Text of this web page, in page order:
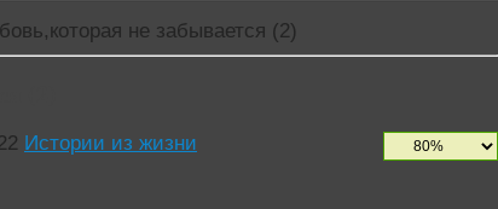
не забывается (2)
Истории из жизни